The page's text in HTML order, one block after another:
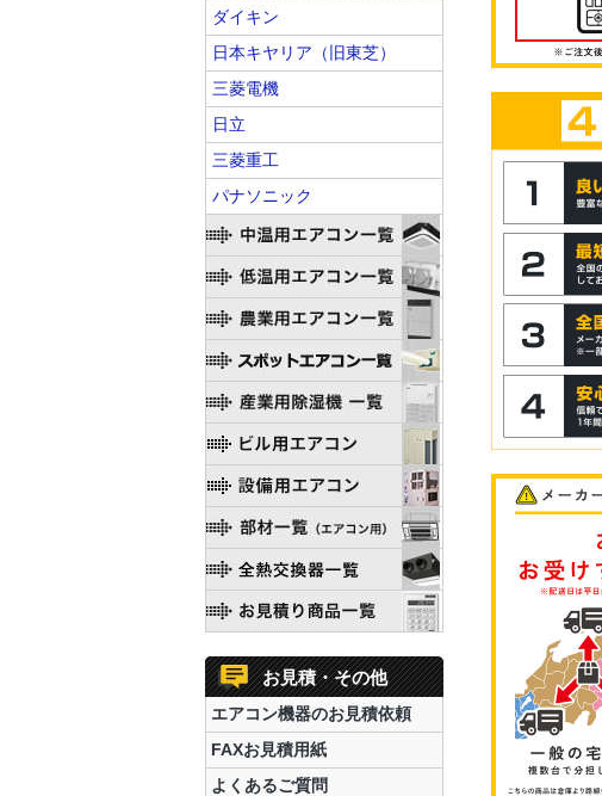
ダイキン
日本キヤリア（旧東芝）
三菱電機
日立
三菱重工
パナソニック
お見積・その他
エアコン機器のお見積依頼
FAXお見積用紙
よくあるご質問